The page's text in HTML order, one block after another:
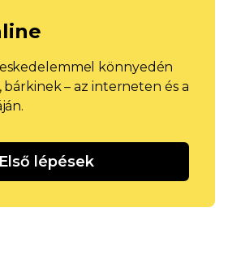
könnyedén
– az interneten és a
Első lépések